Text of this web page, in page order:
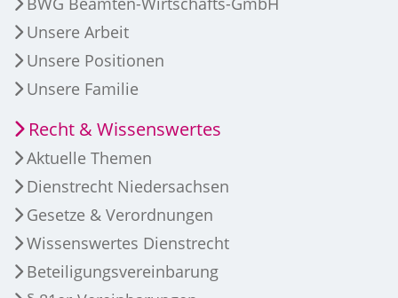
Unsere Arbeit
Unsere Positionen
Unsere Familie
Recht & Wissenswertes
Aktuelle Themen
Dienstrecht Niedersachsen
Gesetze & Verordnungen
Wissenswertes Dienstrecht
Beteiligungsvereinbarung